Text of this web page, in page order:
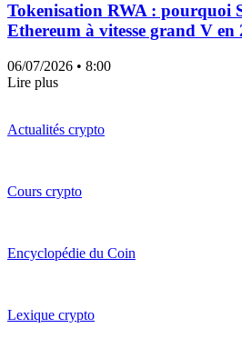
Tokenisation RWA : pourquoi
Ethereum à vitesse grand V en
06/07/2026 • 8:00
Lire plus
Actualités crypto
Cours crypto
Encyclopédie du Coin
Lexique crypto